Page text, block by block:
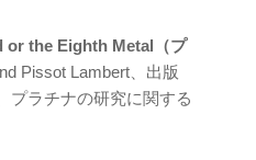
or the Eighth Metal（プ
Pissot Lambert、出版
プラチナの研究に関する